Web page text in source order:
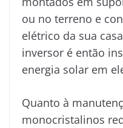
ou no terreno e
elétrico da sua
inversor é então
energia solar em
Quanto à
monocristalinos